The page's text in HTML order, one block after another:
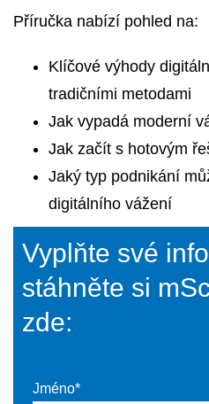
Příručka nabízí pohled na:
Klíčové výhody
tradičními metodami
Jak vypadá moderní
Jak začít s hotovým
Jaký typ podnikání
digitálního vážení
Vyplňte své
stáhněte si
zde:
Jméno*